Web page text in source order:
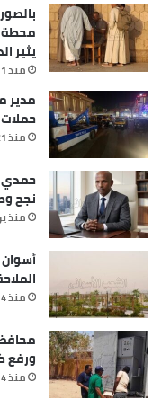
محطة
يثير
منذ 11 ساعة
مدير
منذ 21 ساعة
حمدي
نجح
منذ
منذ 4 أيام
محافظ
ورفع
منذ 4 أيام